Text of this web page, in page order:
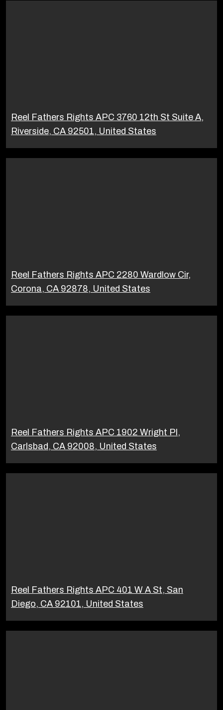
Reel Fathers Rights APC 3760 12th St Suite A,
Riverside, CA 92501, United States
Reel Fathers Rights APC 2280 Wardlow Cir,
Corona, CA 92878, United States
Reel Fathers Rights APC 1902 Wright Pl,
Carlsbad, CA 92008, United States
Reel Fathers Rights APC 401 W A St, San
Diego, CA 92101, United States